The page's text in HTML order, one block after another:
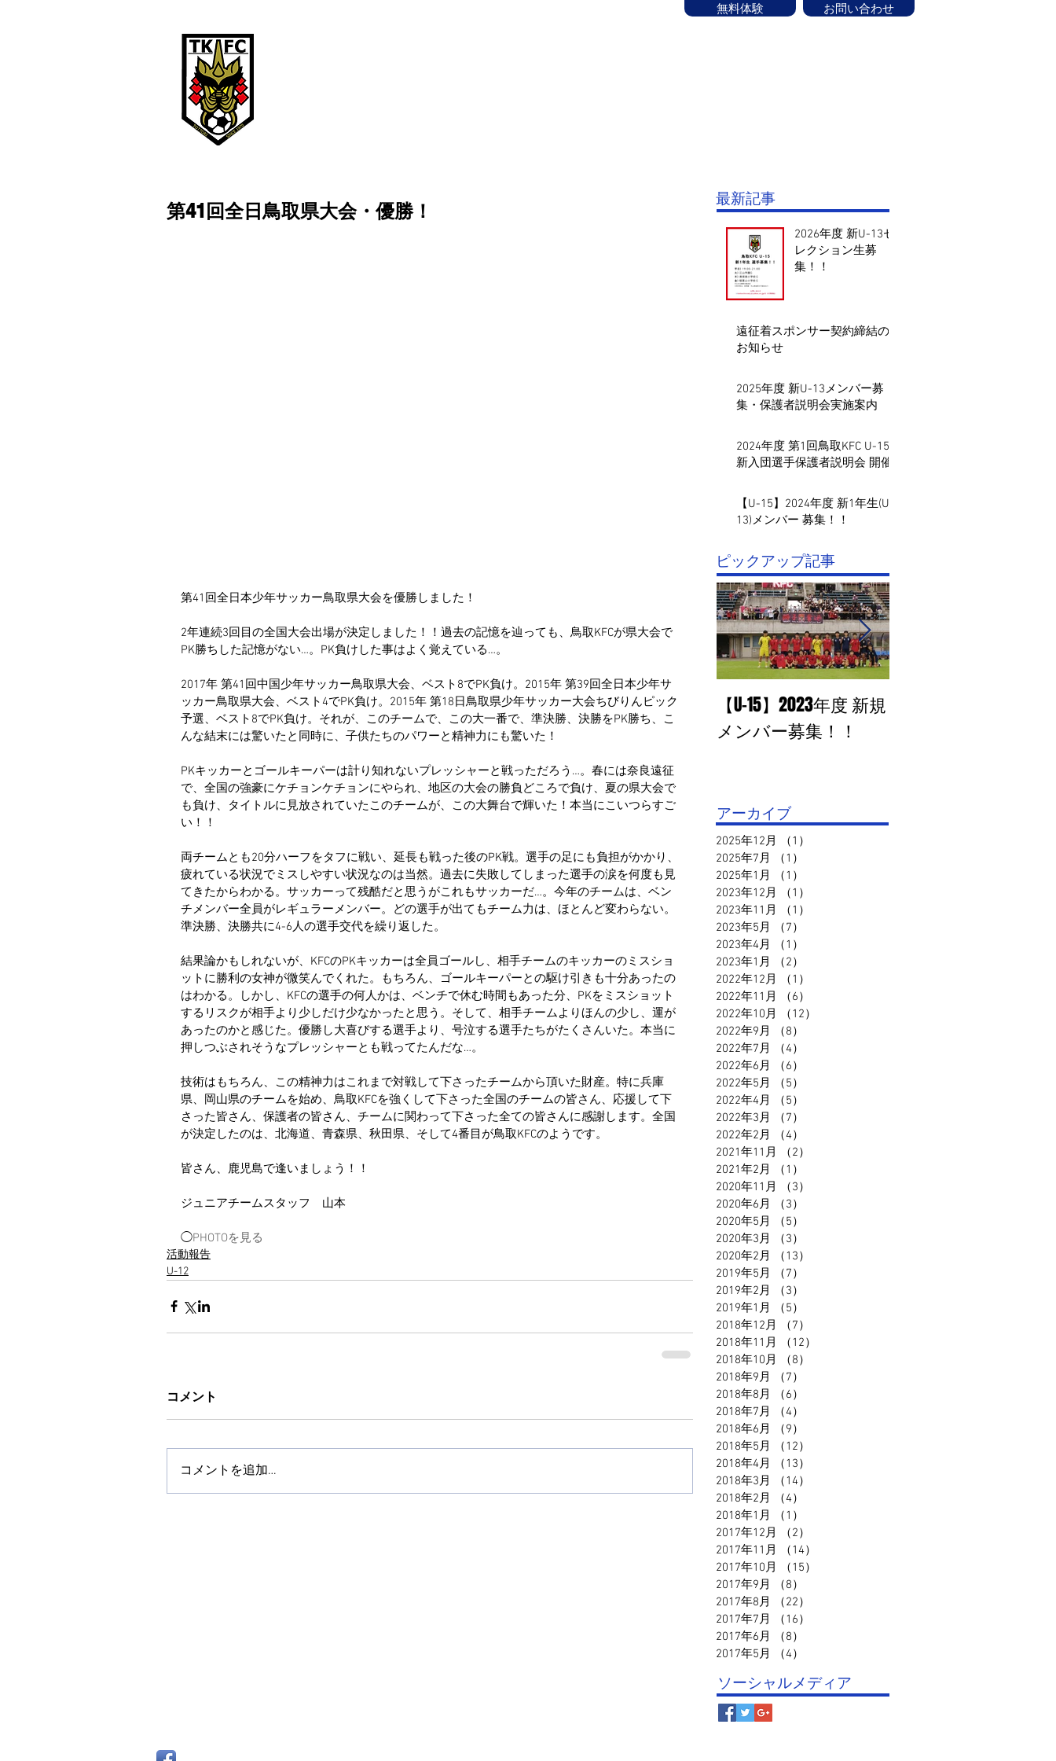
無料体験 お問い合わせ
第41回全日鳥取県大会・優勝！
第41回全日本少年サッカー鳥取県大会を優勝しました！
2年連続3回目の全国大会出場が決定しました！！過去の記憶を辿っても、鳥取KFCが県大会で
PK勝ちした記憶がない…。PK負けした事はよく覚えている…。
2017年 第41回中国少年サッカー鳥取県大会、ベスト8でPK負け。2015年 第39回全日本少年サ
ッカー鳥取県大会、ベスト4でPK負け。2015年 第18日鳥取県少年サッカー大会ちびりんピック
予選、ベスト8でPK負け。それが、このチームで、この大一番で、準決勝、決勝をPK勝ち、こ
んな結末には驚いたと同時に、子供たちのパワーと精神力にも驚いた！
PKキッカーとゴールキーパーは計り知れないプレッシャーと戦っただろう…。春には奈良遠征
で、全国の強豪にケチョンケチョンにやられ、地区の大会の勝負どころで負け、夏の県大会で
も負け、タイトルに見放されていたこのチームが、この大舞台で輝いた！本当にこいつらすご
い！！
両チームとも20分ハーフをタフに戦い、延長も戦った後のPK戦。選手の足にも負担がかかり、
疲れている状況でミスしやすい状況なのは当然。過去に失敗してしまった選手の涙を何度も見
てきたからわかる。サッカーって残酷だと思うがこれもサッカーだ…。今年のチームは、ベン
チメンバー全員がレギュラーメンバー。どの選手が出てもチーム力は、ほとんど変わらない。
準決勝、決勝共に4-6人の選手交代を繰り返した。
結果論かもしれないが、KFCのPKキッカーは全員ゴールし、相手チームのキッカーのミスショ
ットに勝利の女神が微笑んでくれた。もちろん、ゴールキーパーとの駆け引きも十分あったの
はわかる。しかし、KFCの選手の何人かは、ベンチで休む時間もあった分、PKをミスショット
するリスクが相手より少しだけ少なかったと思う。そして、相手チームよりほんの少し、運が
あったのかと感じた。優勝し大喜びする選手より、号泣する選手たちがたくさんいた。本当に
押しつぶされそうなプレッシャーとも戦ってたんだな…。
技術はもちろん、この精神力はこれまで対戦して下さったチームから頂いた財産。特に兵庫
県、岡山県のチームを始め、鳥取KFCを強くして下さった全国のチームの皆さん、応援して下
さった皆さん、保護者の皆さん、チームに関わって下さった全ての皆さんに感謝します。全国
が決定したのは、北海道、青森県、秋田県、そして4番目が鳥取KFCのようです。
皆さん、鹿児島で逢いましょう！！
ジュニアチームスタッフ　山本
◯PHOTOを見る
活動報告
U-12
コメント
コメントを追加…
最新記事
2026年度 新U-13セ
レクション生募
集！！
遠征着スポンサー契約締結の
お知らせ
2025年度 新U-13メンバー募
集・保護者説明会実施案内
2024年度 第1回鳥取KFC U-15
新入団選手保護者説明会 開催
【U-15】2024年度 新1年生(U-
13)メンバー 募集！！
​ピックアップ記事
アーカイブ
【U-15】2023年度 新規
メンバー募集！！
2025年12月 （1）
2025年7月
（1）
2025年1月
（1）
2023年12月
（1）
2023年11月
（1）
2023年5月
（7）
2023年4月
（1）
2023年1月
（2）
2022年12月
（1）
2022年11月
（6）
2022年10月
（12）
2022年9月
（8）
2022年7月
（4）
2022年6月
（6）
2022年5月
（5）
2022年4月
（5）
2022年3月
（7）
2022年2月
（4）
2021年11月
（2）
2021年2月
（1）
2020年11月
（3）
2020年6月
（3）
2020年5月
（5）
2020年3月
（3）
2020年2月
（13）
2019年5月
（7）
2019年2月
（3）
2019年1月
（5）
2018年12月
（7）
2018年11月
（12）
2018年10月
（8）
2018年9月
（7）
2018年8月
（6）
2018年7月
（4）
2018年6月
（9）
2018年5月
（12）
2018年4月
（13）
2018年3月
（14）
2018年2月
（4）
2018年1月
（1）
2017年12月
（2）
2017年11月
（14）
2017年10月
（15）
2017年9月
（8）
2017年8月
（22）
2017年7月
（16）
2017年6月
（8）
2017年5月
（4）
ソーシャルメディア